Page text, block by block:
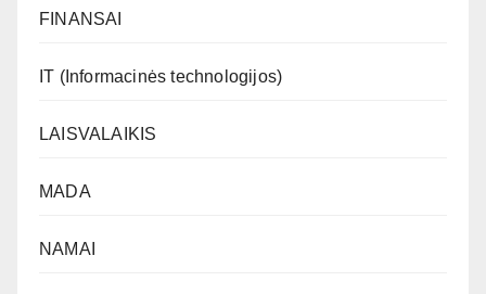
FINANSAI
IT (Informacinės technologijos)
LAISVALAIKIS
MADA
NAMAI